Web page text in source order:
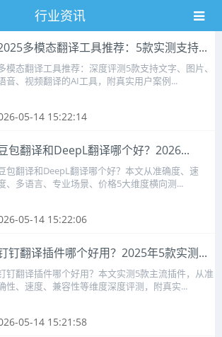
行业资讯
多模态翻译工具推荐：5款实测支持...
模态翻译工具推荐：深度评测5款支持文字、图片、
音、视频翻译的AI工具，附真实用户案例...
05-14 15:22:14
包翻译和DeepL翻译哪个好？2026...
包翻译和DeepL翻译哪个好？本文从准确度、速
、多语言、专业场景、价格5大维度横向测...
05-14 15:22:06
钉翻译插件哪个好用？2025年5款实测...
钉翻译插件哪个好用？本文实测5款主流插件，从准
性、速度、兼容性等维度深度评测，附真实...
05-14 15:21:58